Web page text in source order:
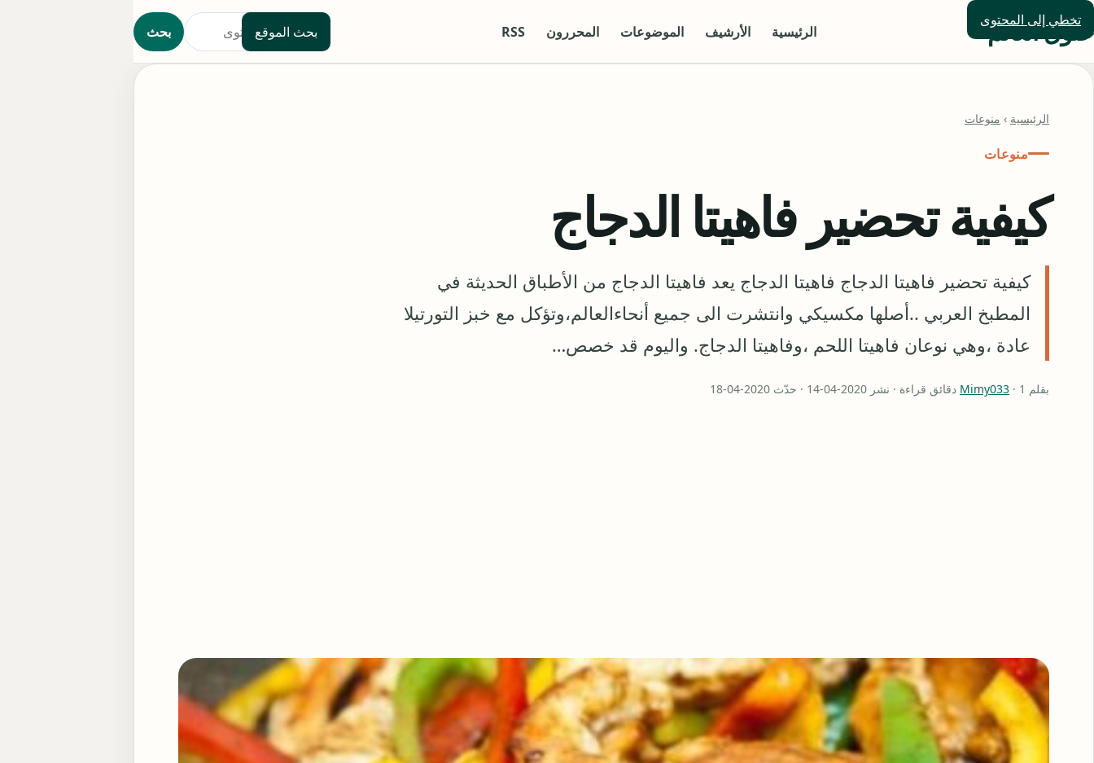
تخطي إلى المحتوى
حلول العالم الرئيسية الأرشيف الموضوعات المحررون RSS بحث الموقع بحث
الرئيسية › منوعات
منوعات
كيفية تحضير فاهيتا الدجاج
كيفية تحضير فاهيتا الدجاج فاهيتا الدجاج يعد فاهيتا الدجاج من الأطباق الحديثة في
المطبخ العربي ..أصلها مكسيكي وانتشرت الى جميع أنحاءالعالم،وتؤكل مع خبز التورتيلا
عادة ،وهي نوعان فاهيتا اللحم ،وفاهيتا الدجاج. واليوم قد خصص…
بقلم Mimy033 · 1 دقائق قراءة · نشر 2020-04-14 · حدّث 2020-04-18